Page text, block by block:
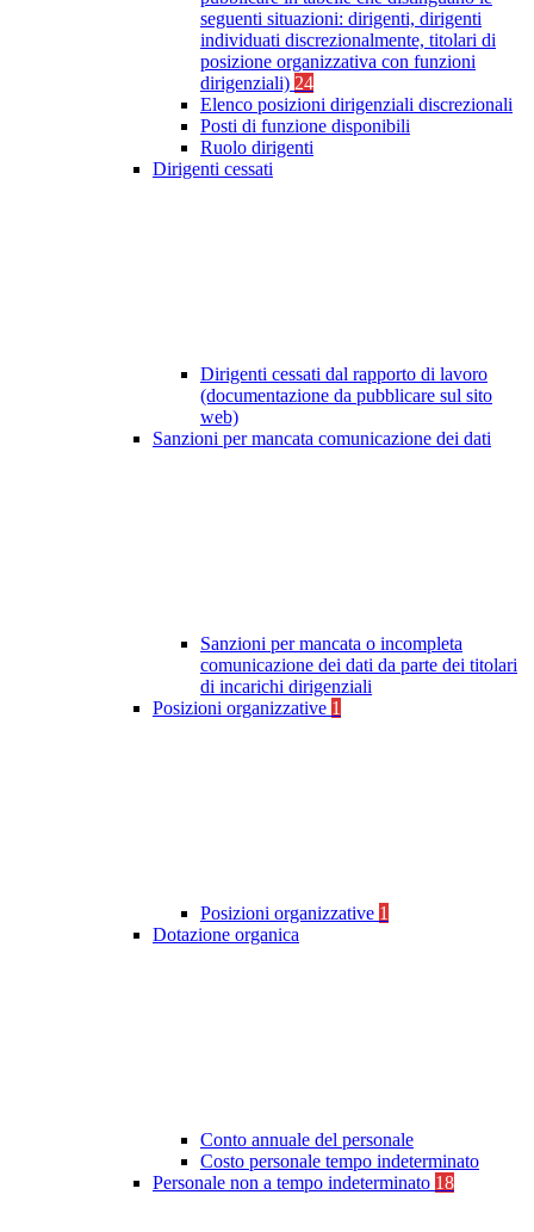
seguenti situazioni: dirigenti, dirigenti
individuati discrezionalmente, titolari di
posizione organizzativa con funzioni
dirigenziali) 24
Elenco posizioni dirigenziali discrezionali
Posti di funzione disponibili
Ruolo dirigenti
Dirigenti cessati
Dirigenti cessati dal rapporto di lavoro
(documentazione da pubblicare sul sito
web)
Sanzioni per mancata comunicazione dei dati
Sanzioni per mancata o incompleta
comunicazione dei dati da parte dei titolari
di incarichi dirigenziali
Posizioni organizzative 1
Posizioni organizzative 1
Dotazione organica
Conto annuale del personale
Costo personale tempo indeterminato
Personale non a tempo indeterminato 18